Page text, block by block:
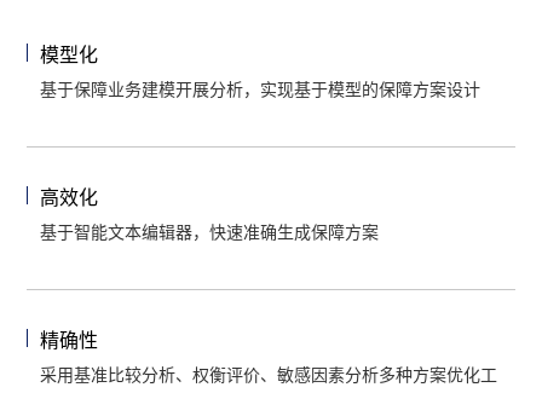
模型化
基于保障业务建模开展分析，实现基于模型的保障方案设计
高效化
基于智能文本编辑器，快速准确生成保障方案
精确性
采用基准比较分析、权衡评价、敏感因素分析多种方案优化工